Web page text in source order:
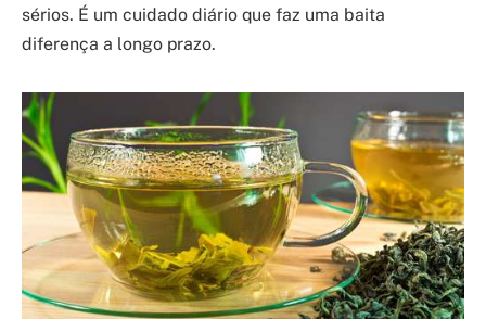
sérios. É um cuidado diário que faz uma baita
diferença a longo prazo.